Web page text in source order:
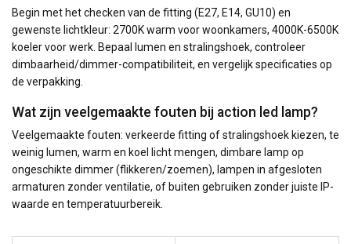
Begin met het checken van de fitting (E27, E14, GU10) en
gewenste lichtkleur: 2700K warm voor woonkamers, 4000K-6500K
koeler voor werk. Bepaal lumen en stralingshoek, controleer
dimbaarheid/dimmer-compatibiliteit, en vergelijk specificaties op
de verpakking.
Wat zijn veelgemaakte fouten bij action led lamp?
Veelgemaakte fouten: verkeerde fitting of stralingshoek kiezen, te
weinig lumen, warm en koel licht mengen, dimbare lamp op
ongeschikte dimmer (flikkeren/zoemen), lampen in afgesloten
armaturen zonder ventilatie, of buiten gebruiken zonder juiste IP-
waarde en temperatuurbereik.